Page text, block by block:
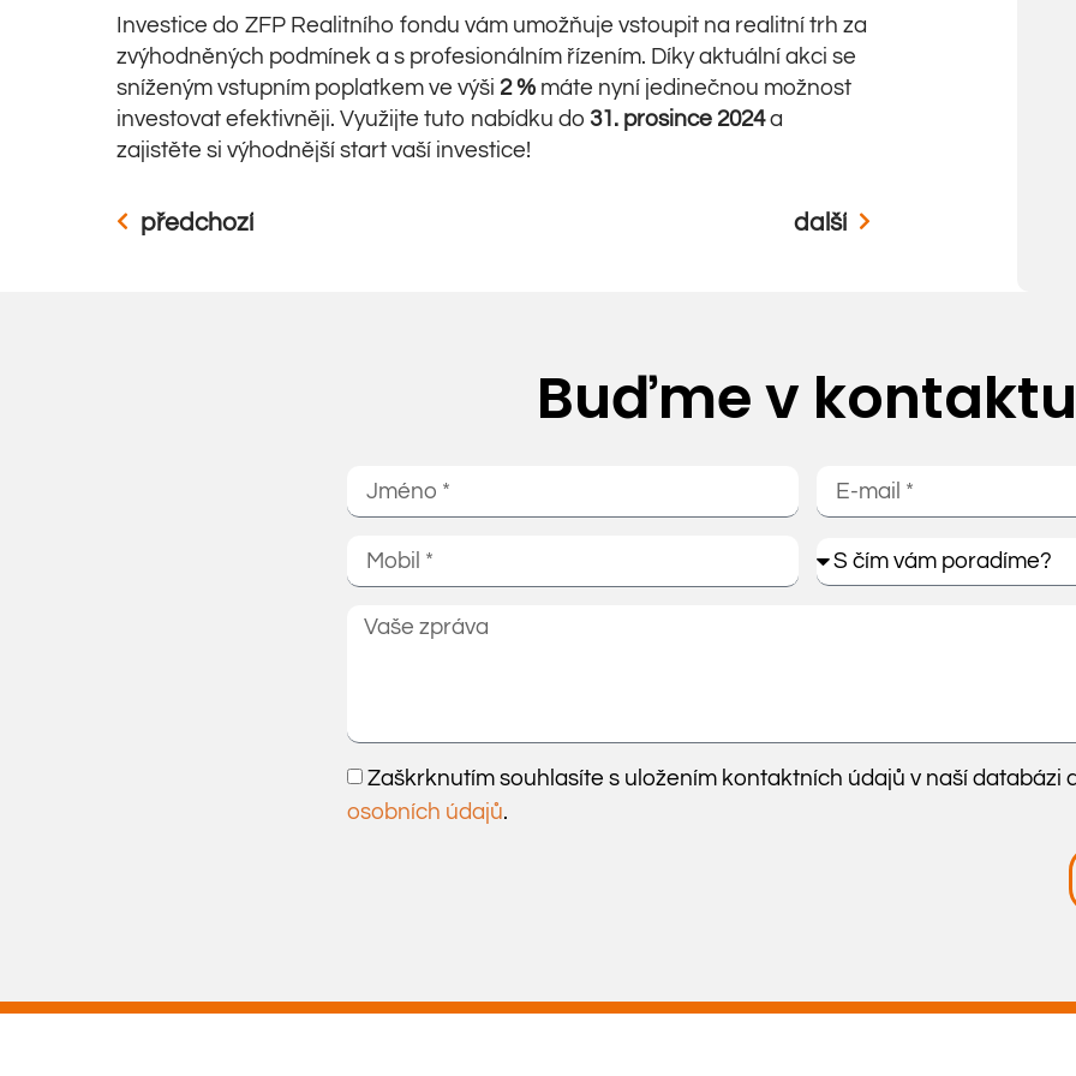
Investice do ZFP Realitního fondu vám umožňuje vstoupit na realitní trh za
zvýhodněných podmínek a s profesionálním řízením. Díky aktuální akci se
sníženým vstupním poplatkem ve výši 2 %máte nyní jedinečnou možnost
investovat efektivněji. Využijte tuto nabídku do 31. prosince 2024a
zajistěte si výhodnější start vaší investice!
předchozí další
Buďme v kontaktu
Zaškrknutím souhlasíte s uložením kontaktních údajů v naší databázi
osobních údajů.